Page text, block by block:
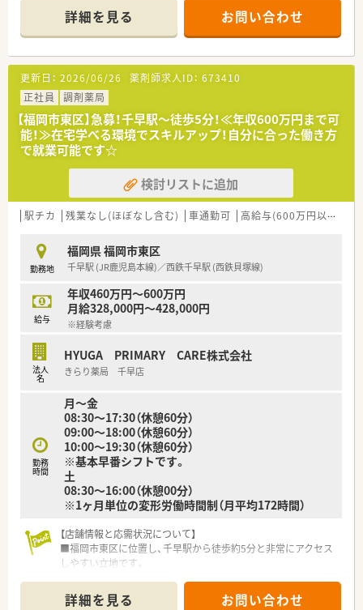
療機関から様々な内容の処方箋を受け付ける予定の薬局です。
■店舗には経験豊富なスタッフが在籍しているため、新規開局の
店舗ながらもしっかりとサポートを受けられる体制が整ってい
ます。
【法人特徴について】
■2021年12月に東証グロース市場へ上場を果たしており、福岡
県を中心に全国へ60店舗以上を展開する急成長企業です。
■超高齢化社会を見据えて在宅医療に特化した事業を展開して
おり、独自のITシステムを自社開発するなど効率化も進んでいま
す。
■薬剤師が現場だけでなく営業職などの他部署へ挑戦できるジ
ョブチェンジ制度があり、多様なキャリアパスが用意されていま
す。
■月の平均残業時間は約10時間から15時間程度と少なめに抑え
られており、仕事終わりの時間も有効に活用できる職場です。
■臨時処方や急な訪問に対応するための専任薬剤師を配置する
ことで、現場の薬剤師に過度な負担がかからない工夫がされてい
ます。
■異動については原則として転居を伴わない範囲に限定されて
いるため、福岡の地域に根ざして安定した生活を送ることが可能
詳細を見る お問い合わせ
更新日： 2026/06/26 薬剤師求人ID： 673410
正社員
調剤薬局
【福岡市東区】急募！千早駅～徒歩5分！≪年収600万円まで可
能！≫在宅学べる環境でスキルアップ！自分に合った働き方
で就業可能です☆
検討リストに追加
駅チカ 残業なし(ほぼなし含む) 車通勤可 高給与(600万円以上)
勤務地
福岡県 福岡市東区
千早駅 (JR鹿児島本線)／西鉄千早駅 (西鉄貝塚線)
給与
年収460万円～600万円
月給328,000円～428,000円
※経験考慮
法人
名
HYUGA PRIMARY CARE株式会社
きらり薬局 千早店
勤務
時間
月～金
08:30～17:30（休憩60分）
09:00～18:00（休憩60分）
10:00～19:30（休憩60分）
※基本早番シフトです。
土
08:30～16:00（休憩00分）
※1ヶ月単位の変形労働時間制（月平均172時間）
【店舗情報と応需状況について】
■福岡市東区に位置し、千早駅から徒歩約5分と非常にアクセス
しやすい立地です。
療にも注力しています。
詳細を見る お問い合わせ